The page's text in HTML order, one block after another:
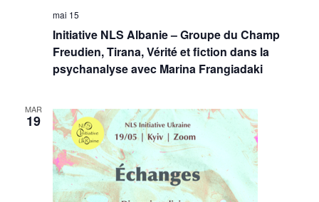
Initiative NLS Albanie – Groupe du Champ
Freudien, Tirana, Vérité et fiction dans la
psychanalyse avec Marina Frangiadaki
mai 15
MAR
19